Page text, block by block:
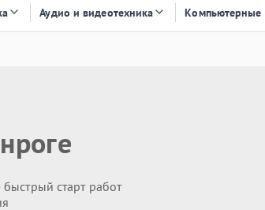
Аудио и видеотехника Компьютерные
быстрый старт работ